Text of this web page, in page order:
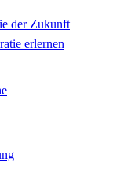
der Zukunft
erlernen